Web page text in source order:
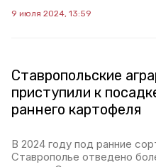
9 июля 2024, 13:59
Ставропольские
приступили к
раннего картофеля
В 2024 году под ранние
Ставрополье отведено